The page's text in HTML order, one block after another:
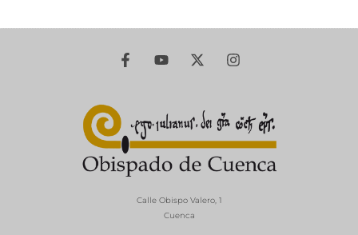
Calle Obispo Valero, 1
Cuenca